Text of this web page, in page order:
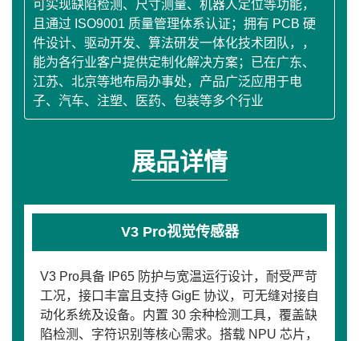
可实现缺陷检测、尺寸测量、机器人定位等功能，
且通过 ISO9001 质量管理体系认证；拥有 PCB 硬
件设计、驱动开发、算法研发一体化技术团队，，
能为各行业客户提供定制化解决方案；已在广东、
江苏、北京等地布局办事处，产品广泛应用于电
子、汽车、注塑、医药、包装等多个行业
展品详情
V3 Pro视觉传感器
V3 Pro具备 IP65 防护与宽温运行设计，耐受严苛
工况，接口丰富且支持 GigE 协议，可无缝对接自
动化系统及设备。内置 30 余种检测工具，覆盖缺
陷检测、字符识别等核心需求。搭载 NPU 芯片，